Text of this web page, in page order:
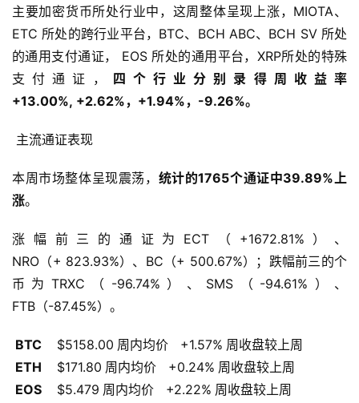
主要加密货币所处行业中，这周整体呈现上涨，MIOTA、
ETC 所处的跨行业平台，BTC、BCH ABC、BCH SV 所处
的通用支付通证， EOS 所处的通用平台，XRP所处的特殊
支付通证， 四个行业分别录得周收益率
+13.00%, +2.62%，+1.94%，-9.26%。
主流通证表现
本周市场整体呈现震荡， 统计的1765个通证中39.89%上
涨。
涨幅前三的通证为ECT（+1672.81%）、
NRO（+ 823.93%）、BC（+ 500.67%）；跌幅前三的个
币为TRXC（-96.74%）、SMS（-94.61%）、
FTB（-87.45%）。
BTC $5158.00 周内均价   +1.57% 周收盘较上周
ETH
$171.80 周内均价   +0.24% 周收盘较上周
EOS
$5.479 周内均价   +2.22% 周收盘较上周